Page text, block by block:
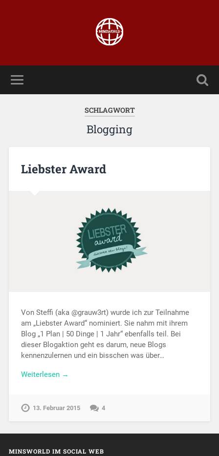
SCHLAGWORT
Blogging
Liebster Award
Von Steffi (aka @grauw3rt) wurde ich zur Teilnahme
am „Liebster Award“ nominiert. Sie nahm mit ihrem
Blog „1 Plan | 50 Dinge | 1 Jahr“ ebenfalls teil. Bei
dieser Blogaktion geht es darum, neue Blogs
kennenzulernen und ein bisschen was über…
Weiterlesen →
13. Februar 2015 4
MINSWORLD IM SOCIAL WEB